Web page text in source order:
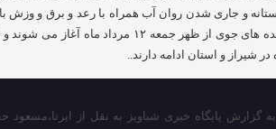
و جاری شدن روان آب همراه با رعد و برق و وزش
پدیده های جوی از ظهر جمعه ۱۲ مرداد ماه
در شیراز و استان ادامه دارند..
به گزارش پایگاه خبری شباویز به نقل از ایرنا،مسعود